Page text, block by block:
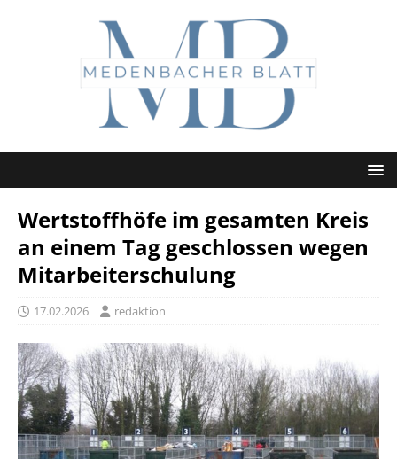
Wertstoffhöfe im gesamten Kreis
an einem Tag geschlossen wegen
Mitarbeiterschulung
17.02.2026 redaktion